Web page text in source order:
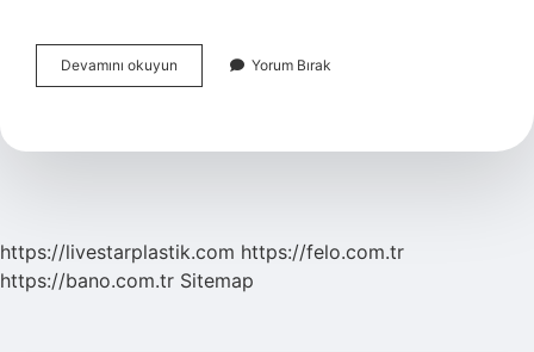
Devamını okuyun Yoğunlaştırıcı
Şampuan
Yorum Bırak
https://livestarplastik.com https://felo.com.tr
https://bano.com.tr Sitemap